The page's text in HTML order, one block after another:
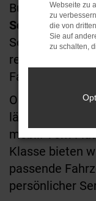
Schwetzingen
Schwetzingen
regional,
Fahrzeugflotte.
Ob für einen
längere Zeit –
mobil. Vom
Klasse bieten
passende
persönlicher
Webseite zu
zu
die von
Sie auf
zu schalten,